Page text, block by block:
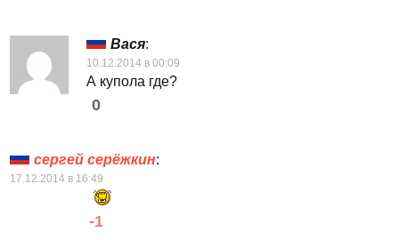
Вася:
10.12.2014 в 00:09
А купола где?
0
сергей серёжкин:
17.12.2014 в 16:49
-1